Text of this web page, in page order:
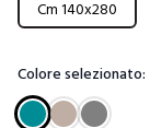
Cm 140x280
Colore selezionato:
Scegli un colore